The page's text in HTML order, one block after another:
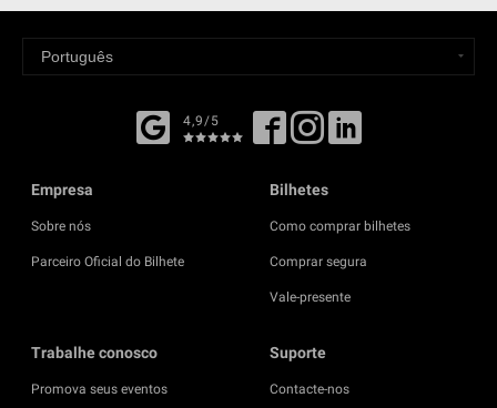
4,9/5
Empresa
Sobre nós
Parceiro Oficial do Bilhete
Bilhetes
Como comprar bilhetes
Comprar segura
Vale-presente
Trabalhe conosco
Promova seus eventos
Suporte
Contacte-nos